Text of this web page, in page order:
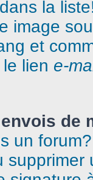
la
image
et
lien e-
de
un forum?
supprimer